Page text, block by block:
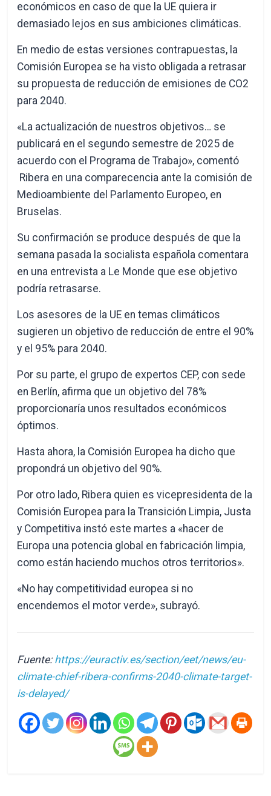
económicos en caso de que la UE quiera ir
demasiado lejos en sus ambiciones climáticas.
En medio de estas versiones contrapuestas, la
Comisión Europea se ha visto obligada a retrasar
su propuesta de reducción de emisiones de CO2
para 2040.
«La actualización de nuestros objetivos… se
publicará en el segundo semestre de 2025 de
acuerdo con el Programa de Trabajo», comentó
Ribera en una comparecencia ante la comisión de
Medioambiente del Parlamento Europeo, en
Bruselas.
Su confirmación se produce después de que la
semana pasada la socialista española comentara
en una entrevista a Le Monde que ese objetivo
podría retrasarse.
Los asesores de la UE en temas climáticos
sugieren un objetivo de reducción de entre el 90%
y el 95% para 2040.
Por su parte, el grupo de expertos CEP, con sede
en Berlín, afirma que un objetivo del 78%
proporcionaría unos resultados económicos
óptimos.
Hasta ahora, la Comisión Europea ha dicho que
propondrá un objetivo del 90%.
Por otro lado, Ribera quien es vicepresidenta de la
Comisión Europea para la Transición Limpia, Justa
y Competitiva instó este martes a «hacer de
Europa una potencia global en fabricación limpia,
como están haciendo muchos otros territorios».
«No hay competitividad europea si no
encendemos el motor verde», subrayó.
Fuente:https://euractiv.es/section/eet/news/eu-
climate-chief-ribera-confirms-2040-climate-target-
is-delayed/